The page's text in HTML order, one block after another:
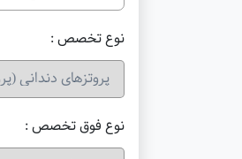
نوع تخصص :
نوع فوق تخصص :